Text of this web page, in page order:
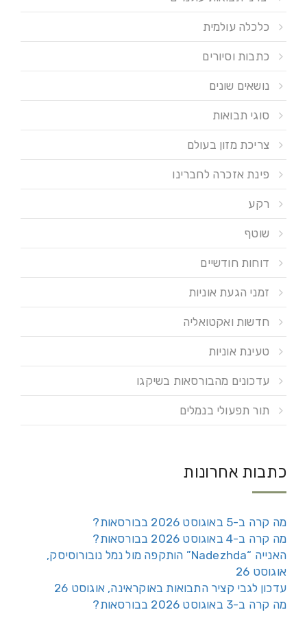
כלכלה עולמית
כתבות וסיורים
נושאים שונים
סוגי תבואות
צריכת מזון בעולם
פינת אזכרה לחברינו
רקע
שוטף
דוחות חודשיים
זמני הגעת אוניות
חדשות ואקטואליה
טעינת אוניות
עדכונים מהבורסאות בשיקגו
תור תפעולי בנמלים
כתבות אחרונות
מה קרה ב-5 באוגוסט 2026 בבורסאות?
מה קרה ב-4 באוגוסט 2026 בבורסאות?
האנייה “Nadezhda” הותקפה מול נמל נובורוסיסק,
אוגוסט 26
עדכון לגבי קציר התבואות באוקראינה, אוגוסט 26
מה קרה ב-3 באוגוסט 2026 בבורסאות?